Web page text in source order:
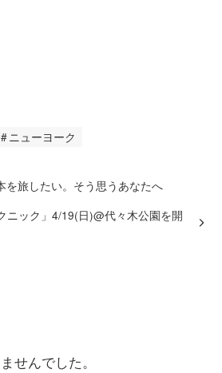
ニューヨーク
を旅したい。そう思うあなたへ
ニック」4/19(日)@代々木公園を開
せんでした。